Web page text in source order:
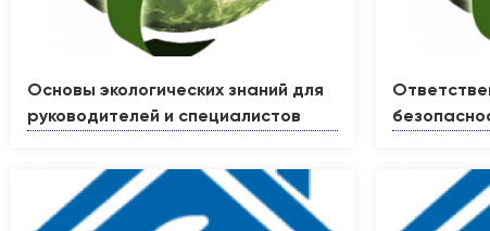
Основы экологических знаний для
руководителей и специалистов